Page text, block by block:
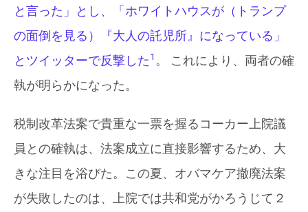
と言った」とし、「ホワイトハウスが（トランプ
の面倒を見る）『大人の託児所』になっている」
とツイッターで反撃した1 。
これにより、両者の確
執が明らかになった。
税制改革法案で貴重な一票を握るコーカー上院議
員との確執は、法案成立に直接影響するため、大
きな注目を浴びた。この夏、オバマケア撤廃法案
が失敗したのは、上院では共和党がかろうじて２